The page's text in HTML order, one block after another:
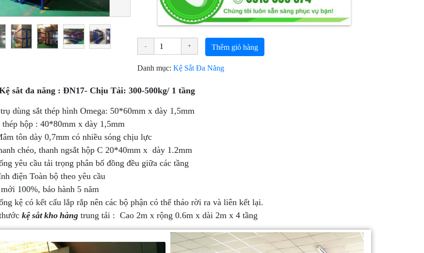
Thêm giỏ hàng
Danh mục: Kệ Sắt Đa Năng
sắt đa năng : ĐN17- Chịu Tải: 300-500kg/ 1 tầng
dùng sắt thép hình Omega: 50*60mm x dày 1,5mm
thép hộp : 40*80mm x dày 1,5mm
tôn dày 0,7mm có nhiều sóng chịu lực
chéo, thanh ngsắt hộp C 20*40mm x dày 1.2mm
yêu cầu tải trọng phân bố đồng đều giữa các tầng
điện Toàn bộ theo yêu cầu
100%, bảo hành 5 năm
kệ có kết cấu lắp rắp nên các bộ phận có thể tháo rời ra và liên kết lại.
kệ sắt kho hàng trung tải : Cao 2m x rộng 0.6m x dài 2m x 4 tầng